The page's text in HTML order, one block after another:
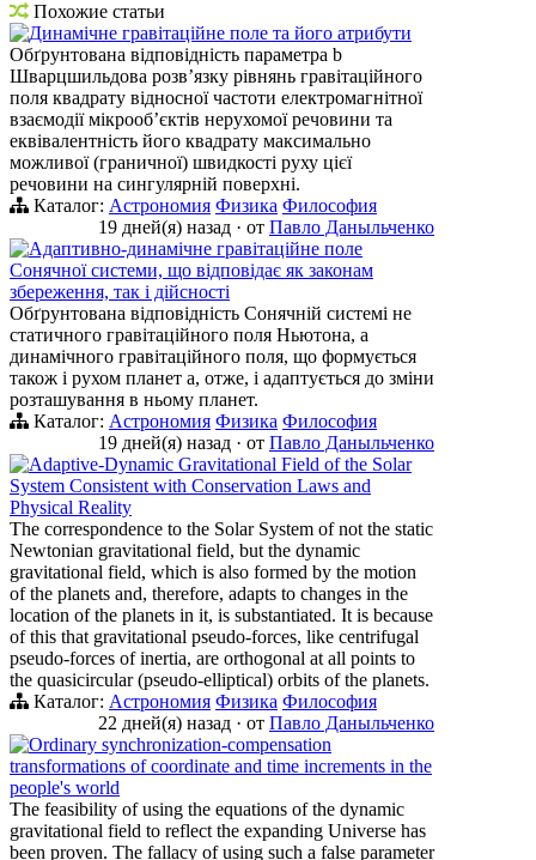
Похожие статьи
Динамічне гравітаційне поле та його атрибути
Обґрунтована відповідність параметра b
Шварцшильдова розв’язку рівнянь гравітаційного
поля квадрату відносної частоти електромагнітної
взаємодії мікрооб’єктів нерухомої речовини та
еквівалентність його квадрату максимально
можливої (граничної) швидкості руху цієї
речовини на сингулярній поверхні.
Каталог: Астрономия Физика Философия
19 дней(я) назад · от Павло Даныльченко
Адаптивно-динамічне гравітаційне поле
Сонячної системи, що відповідає як законам
збереження, так і дійсності
Обґрунтована відповідність Сонячній системі не
статичного гравітаційного поля Ньютона, а
динамічного гравітаційного поля, що формується
також і рухом планет а, отже, і адаптується до зміни
розташування в ньому планет.
Каталог: Астрономия Физика Философия
19 дней(я) назад · от Павло Даныльченко
Adaptive-Dynamic Gravitational Field of the Solar
System Consistent with Conservation Laws and
Physical Reality
The correspondence to the Solar System of not the static
Newtonian gravitational field, but the dynamic
gravitational field, which is also formed by the motion
of the planets and, therefore, adapts to changes in the
location of the planets in it, is substantiated. It is because
of this that gravitational pseudo-forces, like centrifugal
pseudo-forces of inertia, are orthogonal at all points to
the quasicircular (pseudo-elliptical) orbits of the planets.
Каталог: Астрономия Физика Философия
22 дней(я) назад · от Павло Даныльченко
Ordinary synchronization-compensation
transformations of coordinate and time increments in the
people's world
The feasibility of using the equations of the dynamic
gravitational field to reflect the expanding Universe has
been proven. The fallacy of using such a false parameter